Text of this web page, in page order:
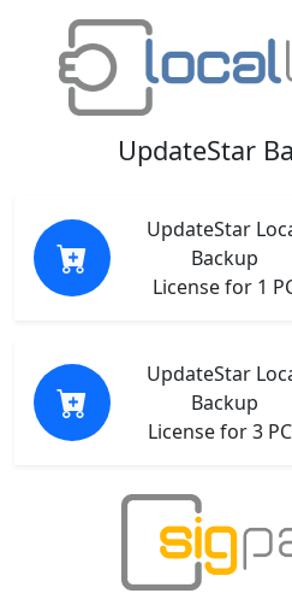
UpdateStar
UpdateStar
Backup
License for 1
UpdateStar
Backup
License for 3